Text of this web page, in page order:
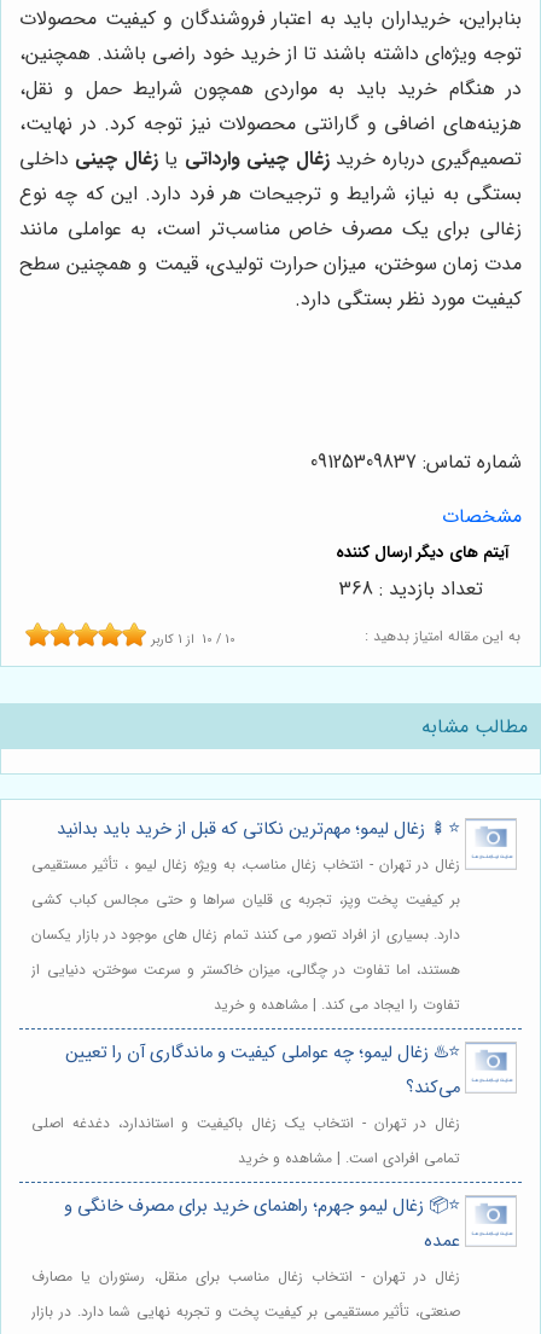
بنابراین، خریداران باید به اعتبار فروشندگان و کیفیت محصولات
توجه ویژه‌ای داشته باشند تا از خرید خود راضی باشند. همچنین،
در هنگام خرید باید به مواردی همچون شرایط حمل و نقل،
هزینه‌های اضافی و گارانتی محصولات نیز توجه کرد. در نهایت،
تصمیم‌گیری درباره خریدزغال چینی وارداتی یازغال چینی داخلی
بستگی به نیاز، شرایط و ترجیحات هر فرد دارد. این که چه نوع
زغالی برای یک مصرف خاص مناسب‌تر است، به عواملی مانند
مدت زمان سوختن، میزان حرارت تولیدی، قیمت و همچنین سطح
کیفیت مورد نظر بستگی دارد.
شماره تماس: 09125309837
مشخصات
به این مقاله امتیاز بدهید : 10 / 10 از 1 کاربر
تعداد بازدید : 368
مطالب مشابه
⭐️🍢 زغال لیمو؛ مهم‌ترین نکاتی که قبل از خرید باید بدانید
زغال در تهران - انتخاب زغال مناسب، به ویژه زغال لیمو ، تأثیر مستقیمی
بر کیفیت پخت وپز، تجربه ی قلیان سراها و حتی مجالس کباب کشی
دارد. بسیاری از افراد تصور می کنند تمام زغال های موجود در بازار یکسان
هستند، اما تفاوت در چگالی، میزان خاکستر و سرعت سوختن، دنیایی از
تفاوت را ایجاد می کند. | مشاهده و خرید
⭐️♨️ زغال لیمو؛ چه عواملی کیفیت و ماندگاری آن را تعیین
می‌کند؟
زغال در تهران - انتخاب یک زغال باکیفیت و استاندارد، دغدغه اصلی
تمامی افرادی است. | مشاهده و خرید
⭐️📦 زغال لیمو جهرم؛ راهنمای خرید برای مصرف خانگی و
عمده
زغال در تهران - انتخاب زغال مناسب برای منقل، رستوران یا مصارف
صنعتی، تأثیر مستقیمی بر کیفیت پخت و تجربه نهایی شما دارد. در بازار